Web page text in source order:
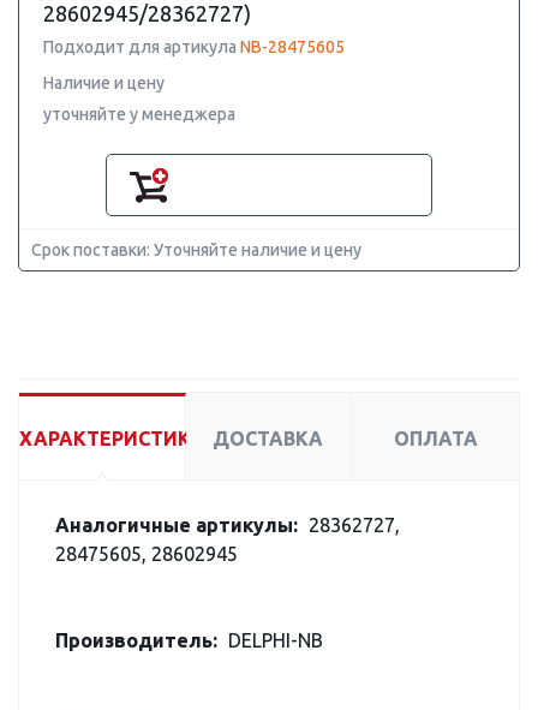
28602945/28362727)
Подходит для артикула NB-28475605
Наличие и цену
уточняйте у менеджера
Срок поставки: Уточняйте наличие и цену
ХАРАКТЕРИСТИКИ ДОСТАВКА ОПЛАТА
Аналогичные артикулы: 28362727,
28475605, 28602945
Производитель: DELPHI-NB